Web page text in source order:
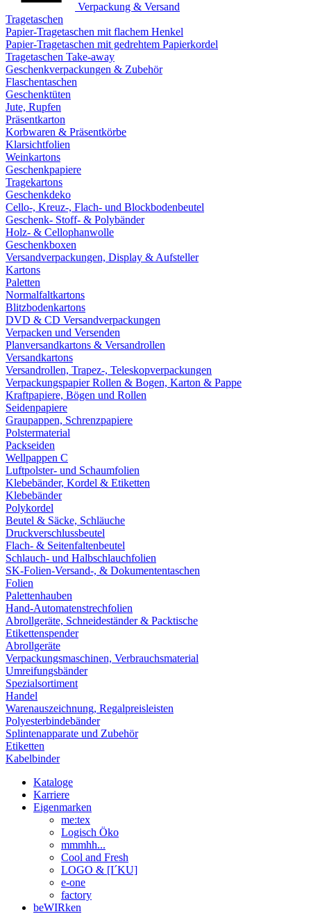
Verpackung & Versand
Tragetaschen
Papier-Tragetaschen mit flachem Henkel
Papier-Tragetaschen mit gedrehtem Papierkordel
Tragetaschen Take-away
Geschenkverpackungen & Zubehör
Flaschentaschen
Geschenktüten
Jute, Rupfen
Präsentkarton
Korbwaren & Präsentkörbe
Klarsichtfolien
Weinkartons
Geschenkpapiere
Tragekartons
Geschenkdeko
Cello-, Kreuz-, Flach- und Blockbodenbeutel
Geschenk- Stoff- & Polybänder
Holz- & Cellophanwolle
Geschenkboxen
Versandverpackungen, Display & Aufsteller
Kartons
Paletten
Normalfaltkartons
Blitzbodenkartons
DVD & CD Versandverpackungen
Verpacken und Versenden
Planversandkartons & Versandrollen
Versandkartons
Versandrollen, Trapez-, Teleskopverpackungen
Verpackungspapier Rollen & Bogen, Karton & Pappe
Kraftpapiere, Bögen und Rollen
Seidenpapiere
Graupappen, Schrenzpapiere
Polstermaterial
Packseiden
Wellpappen C
Luftpolster- und Schaumfolien
Klebebänder, Kordel & Etiketten
Klebebänder
Polykordel
Beutel & Säcke, Schläuche
Druckverschlussbeutel
Flach- & Seitenfaltenbeutel
Schlauch- und Halbschlauchfolien
SK-Folien-Versand-, & Dokumententaschen
Folien
Palettenhauben
Hand-Automatenstrechfolien
Abrollgeräte, Schneideständer & Packtische
Etikettenspender
Abrollgeräte
Verpackungsmaschinen, Verbrauchsmaterial
Umreifungsbänder
Spezialsortiment
Handel
Warenauszeichnung, Regalpreisleisten
Polyesterbindebänder
Splintenapparate und Zubehör
Etiketten
Kabelbinder
Kataloge
Karriere
Eigenmarken
me:tex
Logisch Öko
mmmhh...
Cool and Fresh
LOGO & [I´KU]
e-one
factory
beWIRken